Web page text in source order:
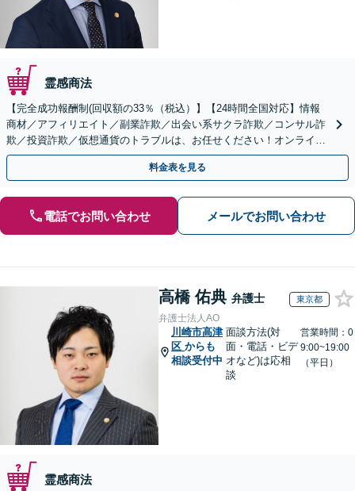
霊感商法
【完全成功報酬制(回収額の33％（税込）】【24時間全国対応】情報
商材／アフィリエイト／副業詐欺／出会い系サクラ詐欺／コンサル詐
欺／投資詐欺／仮想通貨のトラブルは、お任せください！オンライン
のみで解決も可能！
料金表を見る
電話でお問い合わせ メールでお問い合わせ
高橋 佑典 弁護士 東京都
弁護士法人AO
川崎市高津
区 からも
相談受付中
面談方法(対
面・電話・ビデ
オなど)は応相
談
営業時間：0
9:00~19:00
（平日）
霊感商法